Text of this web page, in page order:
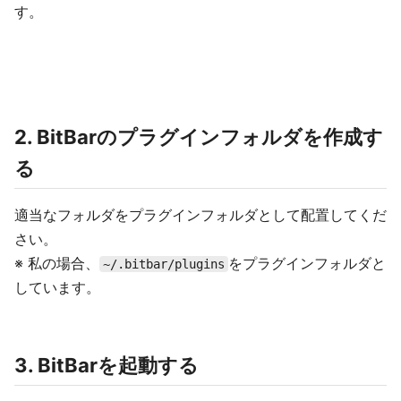
す。
2. BitBarのプラグインフォルダを作成す
る
適当なフォルダをプラグインフォルダとして配置してくだ
さい。
※ 私の場合、
~/.bitbar/plugins をプラグインフォルダと
しています。
3. BitBarを起動する